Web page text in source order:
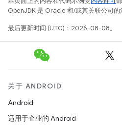
OpenJDK 是 Oracle 和/或其关联公司的
最后更新时间 (UTC)：2026-08-08。
关于 ANDROID
Android
适用于企业的 Android